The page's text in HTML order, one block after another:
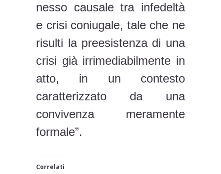
nesso causale tra infedeltà
e crisi coniugale, tale che ne
risulti la preesistenza di una
crisi già irrimediabilmente in
atto, in un contesto
caratterizzato da una
convivenza meramente
formale”.
Correlati